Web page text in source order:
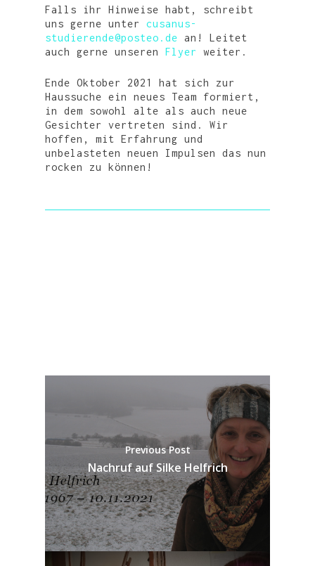
Falls ihr Hinweise habt, schreibt
uns gerne unter cusanus-
studierende@posteo.de an! Leitet
auch gerne unseren Flyer weiter.
Ende Oktober 2021 hat sich zur
Haussuche ein neues Team formiert,
in dem sowohl alte als auch neue
Gesichter vertreten sind. Wir
hoffen, mit Erfahrung und
unbelasteten neuen Impulsen das nun
rocken zu können!
Previous Post
Nachruf auf Silke Helfrich
KONTAKT
DER BILDUNG
VERANSTALTUNGEN